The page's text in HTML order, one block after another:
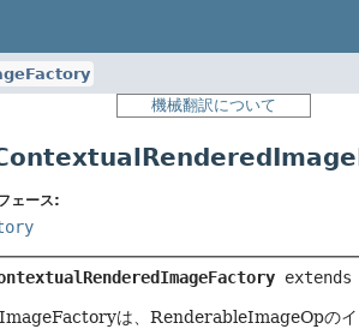
機械翻訳について
ェース:
extends
は、RenderableImageOpのイン